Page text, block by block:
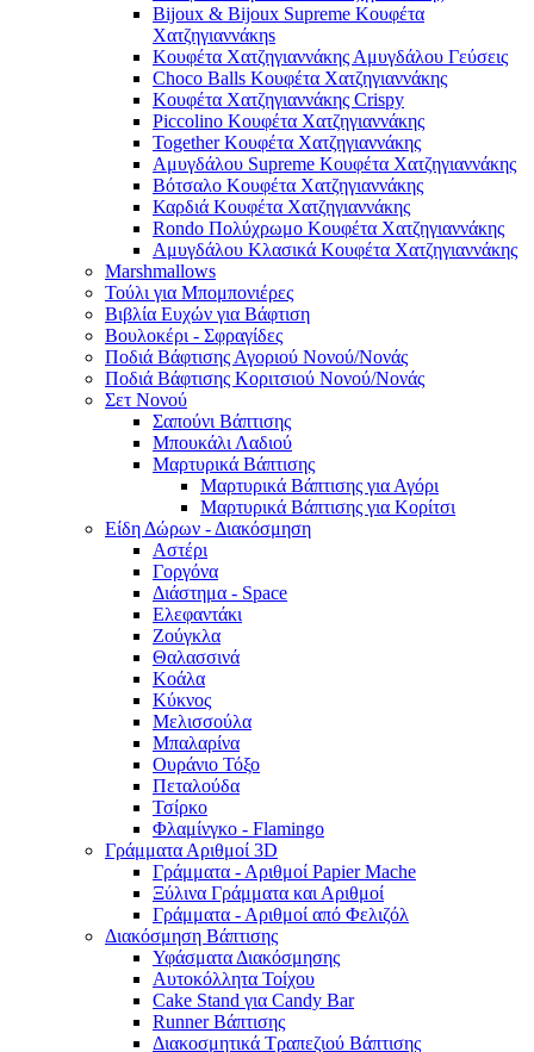
Bijoux & Bijoux Supreme Κουφέτα
Χατζηγιαννάκηs
Κουφέτα Χατζηγιαννάκης Αμυγδάλου Γεύσεις
Choco Balls Κουφέτα Χατζηγιαννάκης
Κουφέτα Χατζηγιαννάκης Crispy
Piccolino Κουφέτα Χατζηγιαννάκης
Together Κουφέτα Χατζηγιαννάκης
Αμυγδάλου Supreme Κουφέτα Χατζηγιαννάκης
Βότσαλο Κουφέτα Χατζηγιαννάκης
Καρδιά Κουφέτα Χατζηγιαννάκης
Rondo Πολύχρωμο Κουφέτα Χατζηγιαννάκης
Αμυγδάλου Κλασικά Κουφέτα Χατζηγιαννάκης
Marshmallows
Τούλι για Μπομπονιέρες
Βιβλία Ευχών για Βάφτιση
Βουλοκέρι - Σφραγίδες
Ποδιά Βάφτισης Αγοριού Νονού/Νονάς
Ποδιά Βάφτισης Κοριτσιού Νονού/Νονάς
Σετ Νονού
Σαπούνι Βάπτισης
Μπουκάλι Λαδιού
Μαρτυρικά Βάπτισης
Μαρτυρικά Βάπτισης για Αγόρι
Μαρτυρικά Βάπτισης για Κορίτσι
Είδη Δώρων - Διακόσμηση
Αστέρι
Γοργόνα
Διάστημα - Space
Ελεφαντάκι
Ζούγκλα
Θαλασσινά
Κοάλα
Κύκνος
Μελισσούλα
Μπαλαρίνα
Ουράνιο Τόξο
Πεταλούδα
Τσίρκο
Φλαμίνγκο - Flamingo
Γράμματα Αριθμοί 3D
Γράμματα - Αριθμοί Papier Mache
Ξύλινα Γράμματα και Αριθμοί
Γράμματα - Αριθμοί από Φελιζόλ
Διακόσμηση Βάπτισης
Υφάσματα Διακόσμησης
Αυτοκόλλητα Τοίχου
Cake Stand για Candy Bar
Runner Βάπτισης
Διακοσμητικά Τραπεζιού Βάπτισης